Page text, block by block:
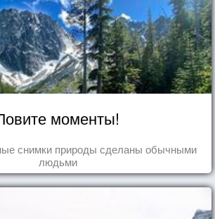
моменты!
снимки природы сделаны обычными
людьми